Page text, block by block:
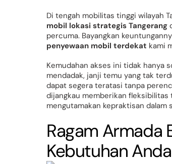
Di tengah mobilitas tinggi wilayah
mobil lokasi strategis Tangerang
percuma. Bayangkan
penyewaan mobil terdekat kami
Kemudahan akses ini tidak hanya
mendadak, janji temu yang tak
dapat segera teratasi tanpa
dijangkau memberikan fleksibilitas
mengutamakan kepraktisan dalam
Ragam Armada
Kebutuhan Anda